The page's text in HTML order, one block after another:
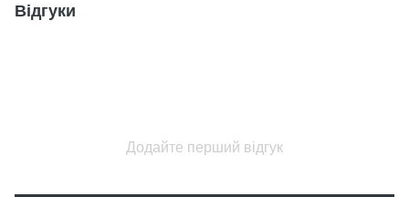
Відгуки
Додайте перший відгук